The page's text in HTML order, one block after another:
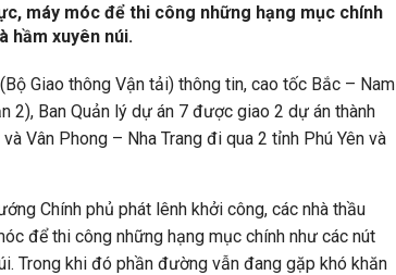
máy móc để thi công những hạng mục chính
hầm xuyên núi.
Giao thông Vận tải) thông tin, cao tốc Bắc – Nam
2), Ban Quản lý dự án 7 được giao 2 dự án thành
Vân Phong – Nha Trang đi qua 2 tỉnh Phú Yên và
Chính phủ phát lênh khởi công, các nhà thầu
để thi công những hạng mục chính như các nút
Trong khi đó phần đường vẫn đang gặp khó khăn